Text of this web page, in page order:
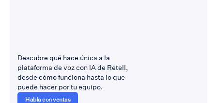
Descubre qué hace única a la
plataforma de voz con IA de Retell,
desde cómo funciona hasta lo que
puede hacer por tu equipo.
Habla con ventas